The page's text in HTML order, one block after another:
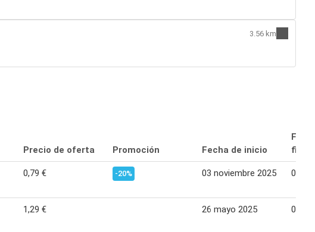
3.56 km
Precio de oferta Promoción Fecha de inicio
0,79 € -20% 03 noviembre 2025 09
1,29 € 26 mayo 2025 01